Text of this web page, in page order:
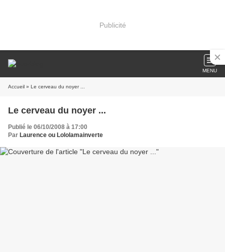
Publicité
MENU
Accueil » Le cerveau du noyer ...
Le cerveau du noyer ...
Publié le 06/10/2008 à 17:00
Par Laurence ou Lololamainverte